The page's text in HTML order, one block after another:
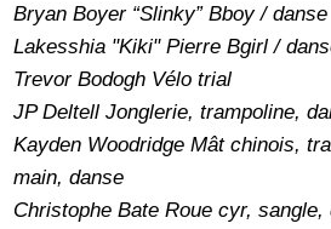
Bryan Boyer “Slinky” Bboy / danse
Lakesshia "Kiki" Pierre Bgirl /
Trevor Bodogh Vélo trial
JP Deltell Jonglerie, trampoline,
Kayden Woodridge Mât chinois,
main, danse
Christophe Bate Roue cyr, sangle,